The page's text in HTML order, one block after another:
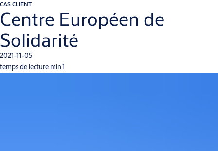
CAS CLIENT
Centre Européen de
Solidarité
2021-11-05
temps de lecture min.1